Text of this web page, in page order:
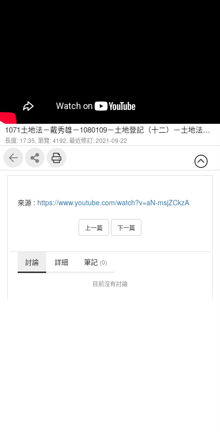
1071土地法－戴秀雄－1080109－土地登記（十二）－土地法對照
長度: 17:35, 瀏覽: 4192, 最近修訂: 2021-09-22
來源 : https://www.youtube.com/watch?v=aN-msjZCkzA
上一篇 下一篇
討論 詳細 筆記 (0)
目前沒有討論